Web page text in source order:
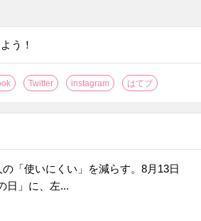
う！
Twitter instagram はてブ
の「使いにくい」を減らす。8月13日
日」に、左...